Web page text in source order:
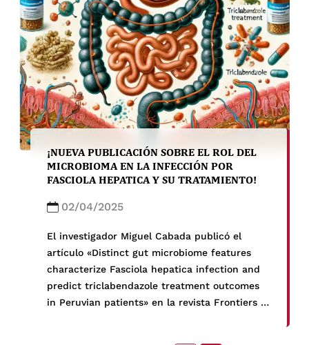
¡NUEVA PUBLICACIÓN SOBRE EL ROL DEL
MICROBIOMA EN LA INFECCIÓN POR
FASCIOLA HEPATICA Y SU TRATAMIENTO!
02/04/2025
El investigador Miguel Cabada publicó el
artículo «Distinct gut microbiome features
characterize Fasciola hepatica infection and
predict triclabendazole treatment outcomes
in Peruvian patients» en la revista Frontiers in